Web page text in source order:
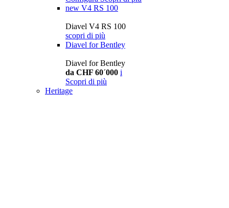
new V4 RS 100
Diavel V4 RS 100
scopri di più
Diavel for Bentley
Diavel for Bentley
da CHF 60´000 i
Scopri di più
Heritage